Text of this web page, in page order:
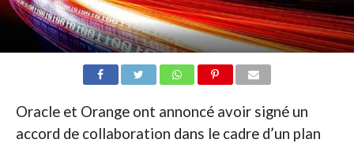
Oracle et Orange ont annoncé avoir signé un
accord de collaboration dans le cadre d’un plan